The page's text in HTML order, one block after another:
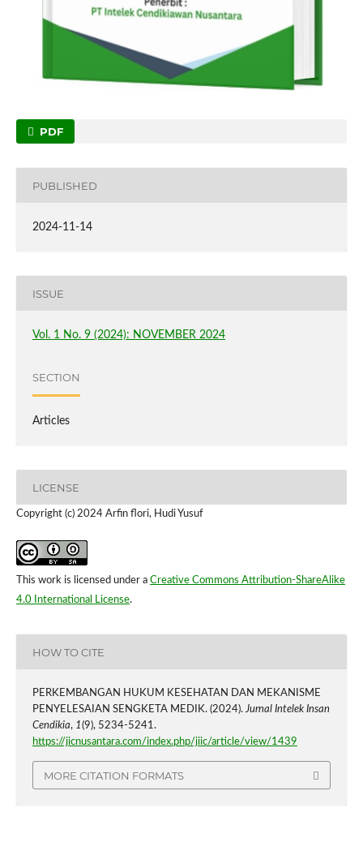
PDF
PUBLISHED
2024-11-14
ISSUE
Vol. 1 No. 9 (2024): NOVEMBER 2024
SECTION
Articles
LICENSE
Copyright (c) 2024 Arfin flori, Hudi Yusuf
This work is licensed under a Creative Commons Attribution-ShareAlike
4.0 International License.
HOW TO CITE
PERKEMBANGAN HUKUM KESEHATAN DAN MEKANISME
PENYELESAIAN SENGKETA MEDIK. (2024).Jurnal Intelek Insan
Cendikia, 1(9), 5234-5241.
https://jicnusantara.com/index.php/jiic/article/view/1439
MORE CITATION FORMATS